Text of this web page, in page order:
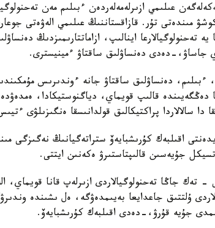
عىلىمي ازىرلەمەلەردەن ءبىلىم مەن
مىندەتى تۇر. قازاقستاننىڭ عىلىمي الەۋەتى
يە تەحنولوگيالارعا اينالىپ، ازاماتتارىمىزدىڭ
جاساۋ،-دەدى دەنساۋلىق ساقتاۋ ءمينيسترى.
ءبىلىم، دەنساۋلىق ساقتاۋ جانە ءوندىرىس
دەڭگەيىندە قالىپ قويماي، دياگنوستيكادا،
دا سالالاردا پراكتيكالىق قولدانىسقا ەنگىزىلۋى
اقىلبەك كۇرىشبايەۆ ستراتەگيانىڭ نەگىزگى
تسيكل جۇيەسىن قالىپتاستىرۋ ەكەنىن ايتتى.
تەك جاڭا تەحنولوگيالاردى ازىرلەپ قانا قويماي،
ۇلتتىق جاعدايعا بەيىمدەۋگە، ەل ىشىندە
جۇيە قۇرۋ،-دەدى اقىلبەك كۇرىشبايەۆ.